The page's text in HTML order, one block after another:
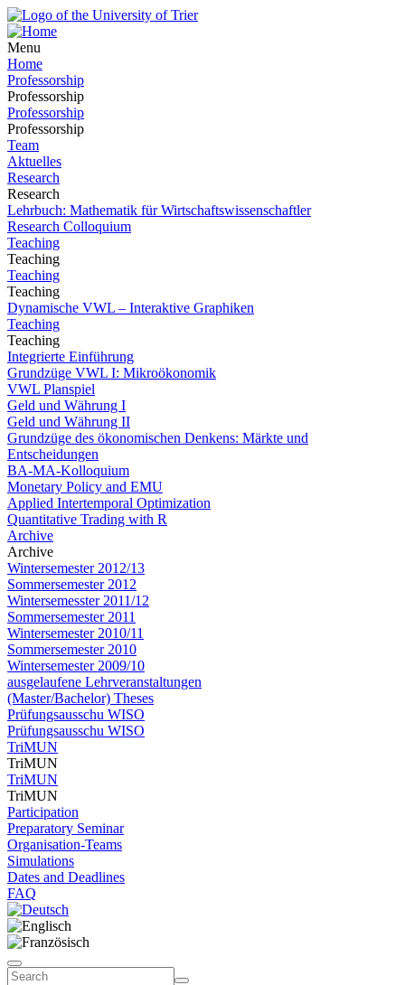
Menu
Home
Professorship
Professorship
Professorship
Professorship
Team
Aktuelles
Research
Research
Lehrbuch: Mathematik für Wirtschaftswissenschaftler
Research Colloquium
Teaching
Teaching
Teaching
Teaching
Dynamische VWL – Interaktive Graphiken
Teaching
Teaching
Integrierte Einführung
Grundzüge VWL I: Mikroökonomik
VWL Planspiel
Geld und Währung I
Geld und Währung II
Grundzüge des ökonomischen Denkens: Märkte und
Entscheidungen
BA-MA-Kolloquium
Monetary Policy and EMU
Applied Intertemporal Optimization
Quantitative Trading with R
Archive
Archive
Wintersemester 2012/13
Sommersemester 2012
Wintersemesster 2011/12
Sommersemester 2011
Wintersemester 2010/11
Sommersemester 2010
Wintersemester 2009/10
ausgelaufene Lehrveranstaltungen
(Master/Bachelor) Theses
Prüfungsausschu WISO
Prüfungsausschu WISO
TriMUN
TriMUN
TriMUN
TriMUN
Participation
Preparatory Seminar
Organisation-Teams
Simulations
Dates and Deadlines
FAQ